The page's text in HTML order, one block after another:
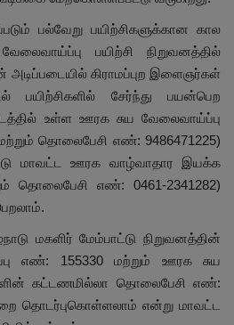
பல்வேறு பயிற்சிகளுக்கான கால
பயிற்சி நிறுவனத்தில்
அடிப்படையில் கிராமப்புற இளைஞர்கள்
பயிற்சிகளில் சேர்ந்து பயன்பெற
உள்ள ஊரக சுய வேலைவாய்ப்பு
தொலைபேசி எண்: 9486471225)
மாவட்ட ஊரக வாழ்வாதார இயக்க
தொலைபேசி எண்: 0461-2341282)
மகளிர் மேம்பாட்டு நிறுவனத்தின்
எண்: 155330 மற்றும் ஊரக சுய
கட்டணமில்லா தொலைபேசி எண்:
தொடர்புகொள்ளலாம் என்று மாவட்ட